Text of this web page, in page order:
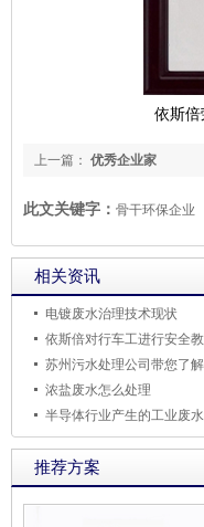
依斯倍
上一篇： 优秀企业家
此文关键字： 骨干环保企业
相关资讯
电镀废水治理技术现状
依斯倍对行车工进行安全
浓盐废水怎么处理
半导体行业产生的工业废
推荐方案